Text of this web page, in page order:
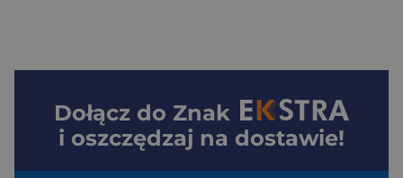
Dołącz do Znak
i oszczędzaj na dostawie!